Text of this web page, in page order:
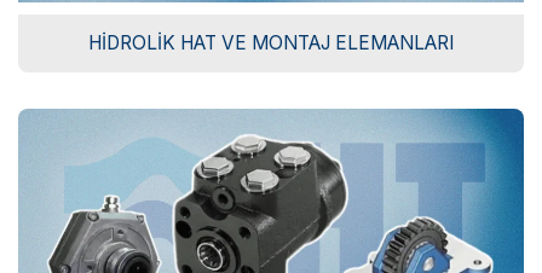
HIDROLIK HAT VE MONTAJ ELEMANLARI